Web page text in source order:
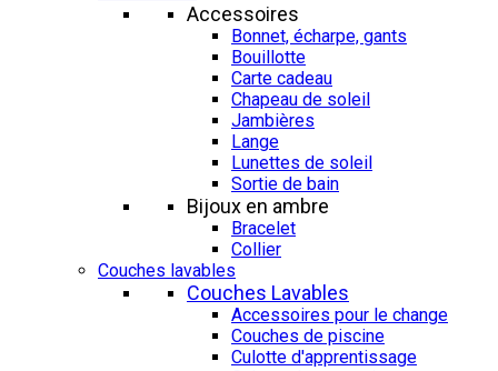
Accessoires
Bonnet, écharpe, gants
Bouillotte
Carte cadeau
Chapeau de soleil
Jambières
Lange
Lunettes de soleil
Sortie de bain
Bijoux en ambre
Bracelet
Collier
Couches lavables
Couches Lavables
Accessoires pour le change
Couches de piscine
Culotte d'apprentissage